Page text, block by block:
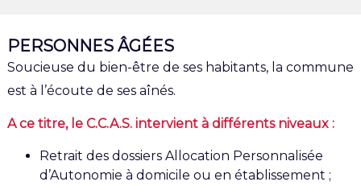
PERSONNES ÂGÉES
Soucieuse du bien-être de ses habitants, la commune
est à l’écoute de ses aînés.
A ce titre, le C.C.A.S. intervient à différents niveaux :
Retrait des dossiers Allocation Personnalisée
d’Autonomie à domicile ou en établissement ;